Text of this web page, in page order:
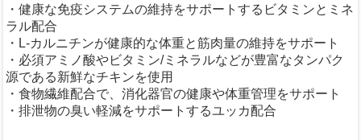
・健康な免疫システムの維持をサポートするビタミンとミネ
ラル配合
・L-カルニチンが健康的な体重と筋肉量の維持をサポート
・必須アミノ酸やビタミン/ミネラルなどが豊富なタンパク
源である新鮮なチキンを使用
・食物繊維配合で、消化器官の健康や体重管理をサポート
・排泄物の臭い軽減をサポートするユッカ配合